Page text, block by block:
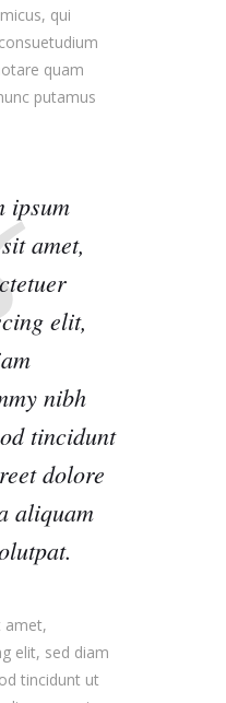
qui
quam
putamus
ipsum
amet,
elit,
nibh
tincidunt
dolore
aliquam
amet,
elit, sed diam
tincidunt ut